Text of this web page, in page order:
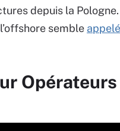
depuis la
semble